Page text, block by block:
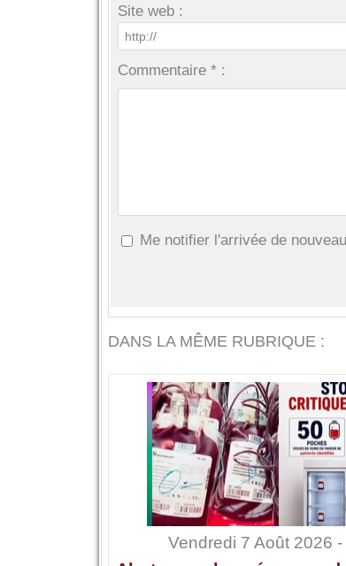
Site web :
Commentaire * :
Me notifier l'arrivée de
DANS LA MÊME RUBRIQUE :
Vendredi 7 Août 2026 -